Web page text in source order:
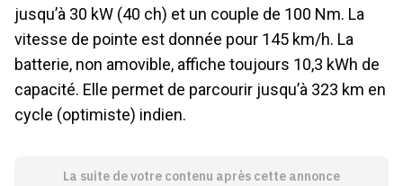
jusqu’à 30 kW (40 ch) et un couple de 100 Nm. La
vitesse de pointe est donnée pour 145 km/h. La
batterie, non amovible, affiche toujours 10,3 kWh de
capacité. Elle permet de parcourir jusqu’à 323 km en
cycle (optimiste) indien.
La suite de votre contenu après cette annonce